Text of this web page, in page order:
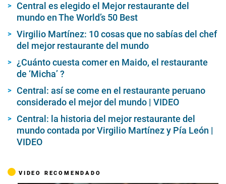
Central es elegido el Mejor restaurante del
mundo en The World’s 50 Best
Virgilio Martínez: 10 cosas que no sabías del chef
del mejor restaurante del mundo
¿Cuánto cuesta comer en Maido, el restaurante
de ‘Micha’ ?
Central: así se come en el restaurante peruano
considerado el mejor del mundo | VIDEO
Central: la historia del mejor restaurante del
mundo contada por Virgilio Martínez y Pía León |
VIDEO
VIDEO RECOMENDADO